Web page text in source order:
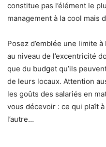
constitue pas l’élément le
management à la cool mais
Posez d’emblée une limite
au niveau de l’excentricité
que du budget qu’ils
de leurs locaux. Attention
les goûts des salariés en
vous décevoir : ce qui plaît
l’autre…